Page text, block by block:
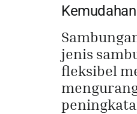
jenis
fleksibel